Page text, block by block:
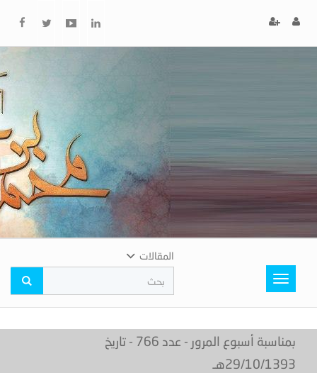
Toggle
navigation
المقالات
بمناسبة أسبوع المرور - عدد 766 - تاريخ
29/10/1393هـ